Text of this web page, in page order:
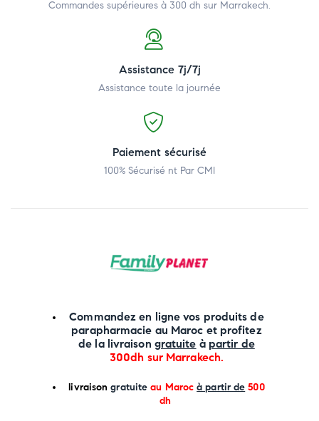
Commandes supérieures à 300 dh sur Marrakech.
Assistance 7j/7j
Assistance toute la journée
Paiement sécurisé
100% Sécurisé nt Par CMI
Commandez en ligne vos produits de
parapharmacie au Maroc et profitez
de la livraison gratuite à partir de
300dh sur Marrakech.
livraison gratuite au Maroc à partir de 500
dh